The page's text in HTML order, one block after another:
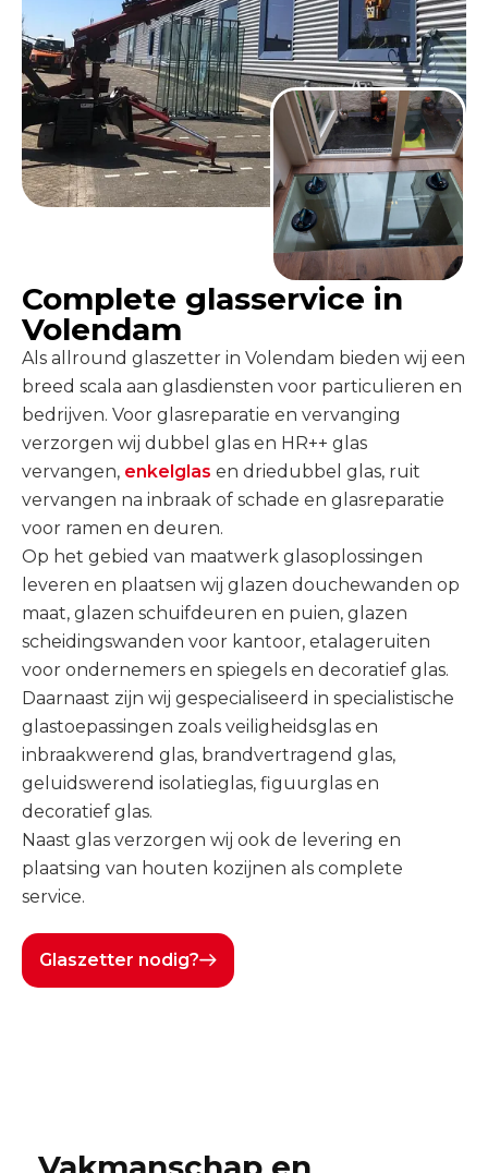
Complete glasservice in
Volendam
Als allround glaszetter in Volendam bieden wij een
breed scala aan glasdiensten voor particulieren en
bedrijven. Voor glasreparatie en vervanging
verzorgen wij dubbel glas en HR++ glas
vervangen, enkelglas en driedubbel glas, ruit
vervangen na inbraak of schade en glasreparatie
voor ramen en deuren.
Op het gebied van maatwerk glasoplossingen
leveren en plaatsen wij glazen douchewanden op
maat, glazen schuifdeuren en puien, glazen
scheidingswanden voor kantoor, etalageruiten
voor ondernemers en spiegels en decoratief glas.
Daarnaast zijn wij gespecialiseerd in specialistische
glastoepassingen zoals veiligheidsglas en
inbraakwerend glas, brandvertragend glas,
geluidswerend isolatieglas, figuurglas en
decoratief glas.
Naast glas verzorgen wij ook de levering en
plaatsing van houten kozijnen als complete
service.
Glaszetter nodig?